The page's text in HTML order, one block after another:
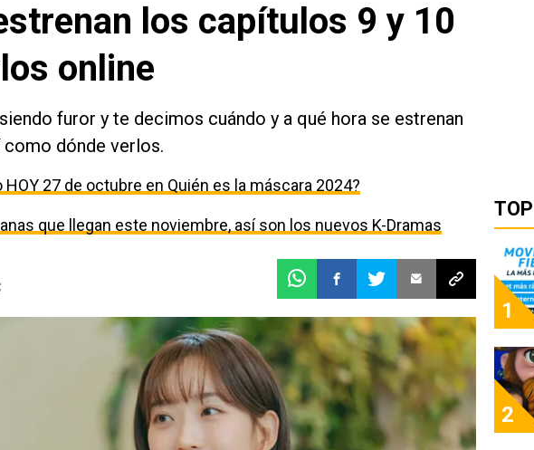
los capítulos 9 y 10
online
furor y te decimos cuándo y a qué hora se estrenan
dónde verlos.
27 de octubre en Quién es la máscara 2024?
que llegan este noviembre, así son los nuevos K-Dramas
1
2